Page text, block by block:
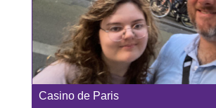
Casino de Paris